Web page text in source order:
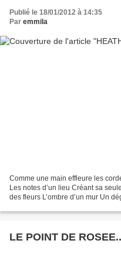
Publié le 18/01/2012 à 14:35
Par emmila
Comme une main effleure les
Les notes d’un lieu Créant sa
des fleurs L’ombre d’un mur Un
LE POINT DE